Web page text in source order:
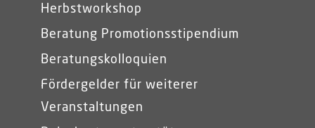
Herbstworkshop
Beratung Promotionsstipendium
Beratungskolloquien
Fördergelder für weiterer
Veranstaltungen